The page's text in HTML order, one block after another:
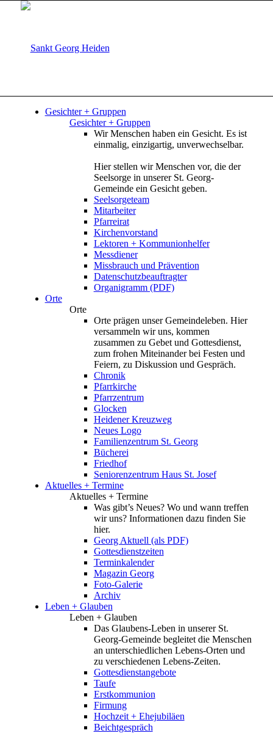
Gesichter + Gruppen
Gesichter + Gruppen
Wir Menschen haben ein Gesicht. Es ist
einmalig, einzigartig, unverwechselbar.
Hier stellen wir Menschen vor, die der
Seelsorge in unserer St. Georg-
Gemeinde ein Gesicht geben.
Seelsorgeteam
Mitarbeiter
Pfarreirat
Kirchenvorstand
Lektoren + Kommunionhelfer
Messdiener
Missbrauch und Prävention
Datenschutzbeauftragter
Organigramm (PDF)
Orte
Orte
Orte prägen unser Gemeindeleben. Hier
versammeln wir uns, kommen
zusammen zu Gebet und Gottesdienst,
zum frohen Miteinander bei Festen und
Feiern, zu Diskussion und Gespräch.
Chronik
Pfarrkirche
Pfarrzentrum
Glocken
Heidener Kreuzweg
Neues Logo
Familienzentrum St. Georg
Bücherei
Friedhof
Seniorenzentrum Haus St. Josef
Aktuelles + Termine
Aktuelles + Termine
Was gibt’s Neues? Wo und wann treffen
wir uns? Informationen dazu finden Sie
hier.
Georg Aktuell (als PDF)
Gottesdienstzeiten
Terminkalender
Magazin Georg
Foto-Galerie
Archiv
Leben + Glauben
Leben + Glauben
Das Glaubens-Leben in unserer St.
Georg-Gemeinde begleitet die Menschen
an unterschiedlichen Lebens-Orten und
zu verschiedenen Lebens-Zeiten.
Gottesdienstangebote
Taufe
Erstkommunion
Firmung
Hochzeit + Ehejubiläen
Beichtgespräch